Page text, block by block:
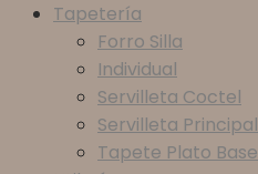
Tapetería
Forro Silla
Individual
Servilleta Coctel
Servilleta Principal
Tapete Plato Base